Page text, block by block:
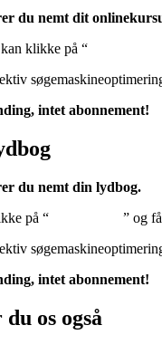
du nemt dit
klikke på “
intet abonnement!
du nemt din lydbog.
på “
” og
intet abonnement!
os også